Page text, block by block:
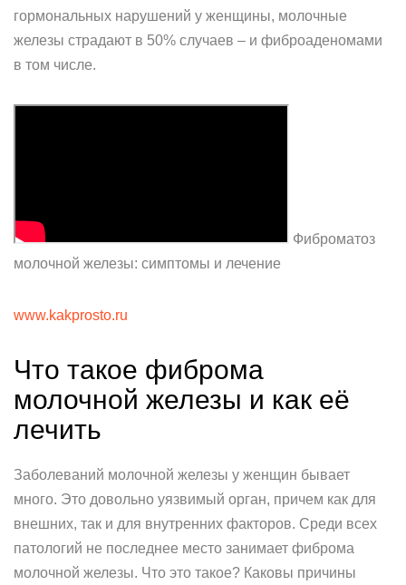
гормональных нарушений у женщины, молочные
железы страдают в 50% случаев – и фиброаденомами
в том числе.
Фиброматоз
молочной железы: симптомы и лечение
www.kakprosto.ru
Что такое фиброма
молочной железы и как её
лечить
Заболеваний молочной железы у женщин бывает
много. Это довольно уязвимый орган, причем как для
внешних, так и для внутренних факторов. Среди всех
патологий не последнее место занимает фиброма
молочной железы. Что это такое? Каковы причины